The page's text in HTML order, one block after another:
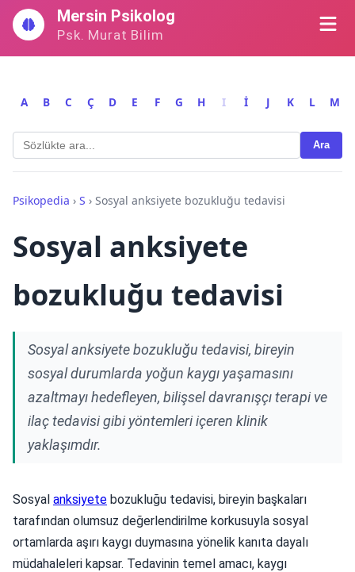
İçeriğe
geç
Mersin Psikolog
Psk. Murat Bilim
A B C Ç D E F G H I İ J K L M
Ara
Psikopedia › S › Sosyal anksiyete bozukluğu tedavisi
Sosyal anksiyete
bozukluğu tedavisi
Sosyal anksiyete bozukluğu tedavisi, bireyin
sosyal durumlarda yoğun kaygı yaşamasını
azaltmayı hedefleyen, bilişsel davranışçı terapi ve
ilaç tedavisi gibi yöntemleri içeren klinik
yaklaşımdır.
Sosyal anksiyete bozukluğu tedavisi, bireyin başkaları
tarafından olumsuz değerlendirilme korkusuyla sosyal
ortamlarda aşırı kaygı duymasına yönelik kanıta dayalı
müdahaleleri kapsar. Tedavinin temel amacı, kaygı